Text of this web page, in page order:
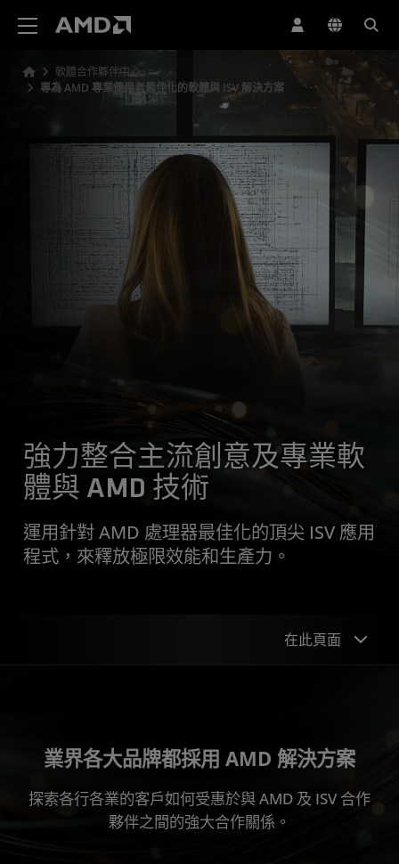
軟體合作夥伴中心
專為 AMD 專業使用者最佳化的軟體與 ISV 解決方案
強力整合主流創意及專業軟
體與 AMD 技術
運用針對 AMD 處理器最佳化的頂尖 ISV 應用
程式，來釋放極限效能和生產力。
在此頁面
安全性與管理功能
協同合作與生產力
業界各大品牌都採用 AMD 解決方案
探索各行各業的客戶如何受惠於與 AMD 及 ISV 合作
夥伴之間的強大合作關係。